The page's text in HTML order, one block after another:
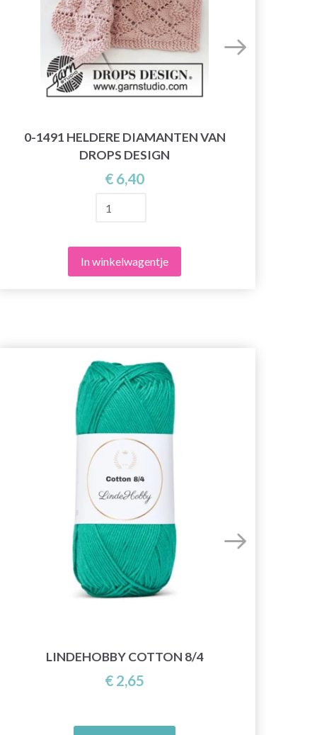
0-1491 HELDERE DIAMANTEN VAN
DROPS DESIGN
€ 6,40
In winkelwagentje
LINDEHOBBY COTTON 8/4
€ 2,65